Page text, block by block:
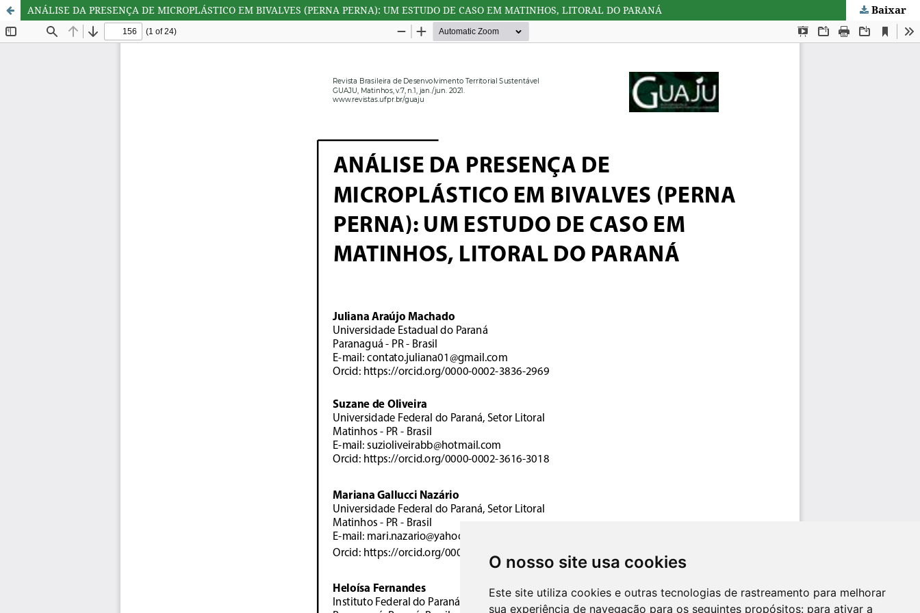
O nosso site usa cookies
Este site utiliza cookies e outras tecnologias de rastreamento para melhorar
sua experiência de navegação para os seguintes propósitos: para ativar a
ANÁLISE DA PRESENÇA DE MICROPLÁSTICO EM BIVALVES (PERNA PERNA): UM ESTUDO DE CASO EM MATINHOS, LITORAL DO PARANÁ Baixar